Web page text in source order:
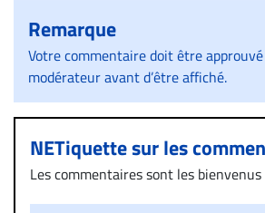
Remarque
Votre commentaire doit être
modérateur avant d’être affiché.
NETiquette sur les
Les commentaires sont les